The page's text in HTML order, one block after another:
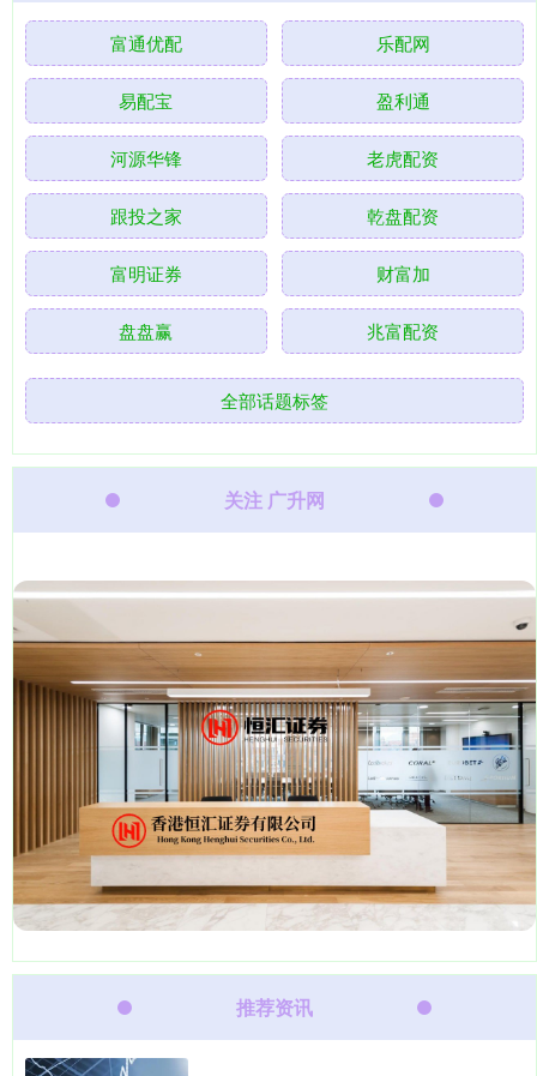
富通优配 乐配网
易配宝 盈利通
河源华锋 老虎配资
跟投之家 乾盘配资
富明证券 财富加
盘盘赢 兆富配资
全部话题标签
关注 广升网
推荐资讯